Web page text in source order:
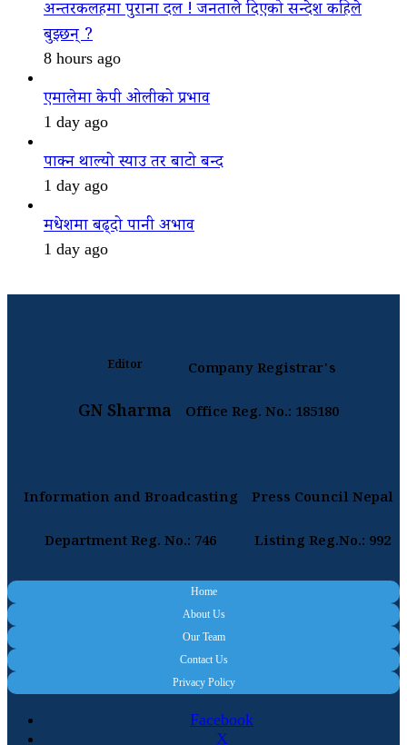
अन्तरकलहमा पुराना दल ! जनताले दिएको सन्देश कहिले
बुझ्छन् ?
8 hours ago
एमालेमा केपी ओलीको प्रभाव
1 day ago
पाक्न थाल्यो स्याउ तर बाटो बन्द
1 day ago
मधेशमा बढ्दो पानी अभाव
1 day ago
Editor
GN Sharma
Company Registrar's
Office Reg. No.: 185180
Information and Broadcasting
Department Reg. No.: 746
Press Council Nepal
Listing Reg.No.: 992
Home
About Us
Our Team
Contact Us
Privacy Policy
Facebook
X